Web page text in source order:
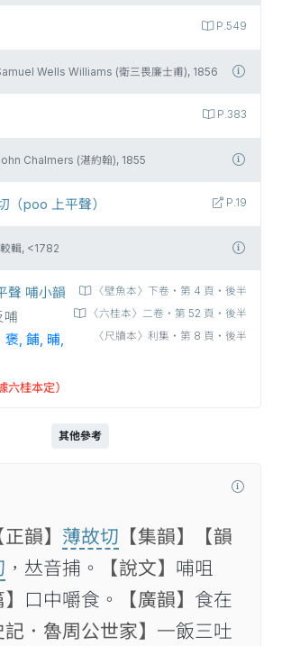
P.549
Wells Williams (衛三畏廉士甫), 1856
P.383
Chalmers (湛約翰), 1855
P.19
（poo 上平聲）
輯, <1782
〈壁魚本〉下卷‧第 4 頁‧後半
〈六桂本〉二卷‧第 52 頁‧後半
〈尺牘本〉利集‧第 8 頁‧後半
聲 哺小韻
哺
褒, 餔, 晡,
桂本定）
其他參考
正韻】 薄故切 【集韻】
【韻
，𠀤音捕。 【說文】 哺咀
口中嚼食。 【廣韻】 食在
記．魯周公世家】 一飯三吐